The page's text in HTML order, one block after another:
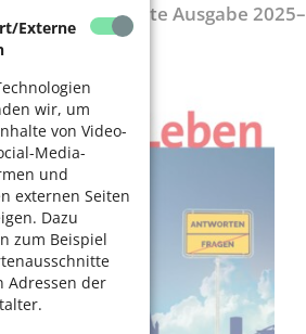
Externe
wir, um
von Video-
Media-
und
externen Seiten
Dazu
zum Beispiel
Adressen der
- Aktualisierte Ausgabe 2025–